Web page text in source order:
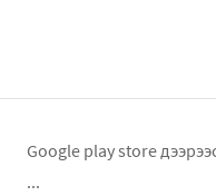
Google play store
...